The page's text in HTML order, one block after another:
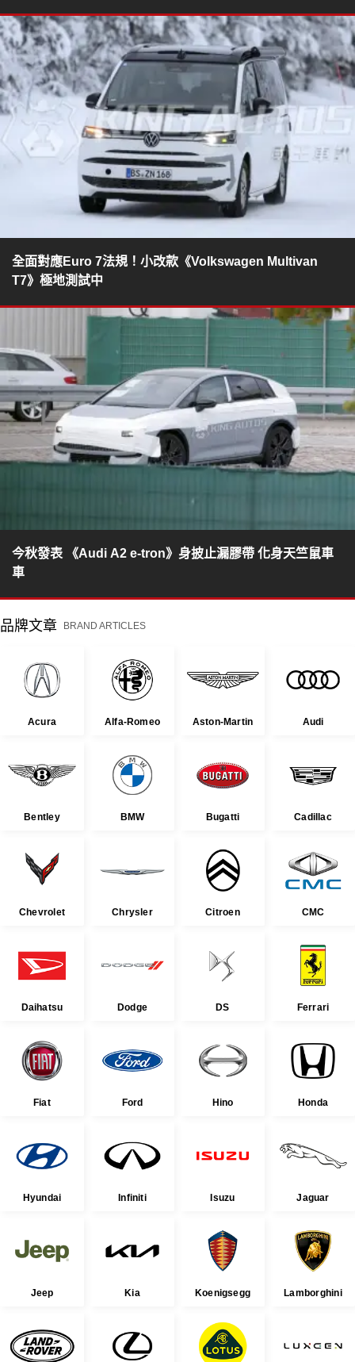
全面對應Euro 7法規！小改款《Volkswagen Multivan
T7》極地測試中
今秋發表 《Audi A2 e-tron》身披止漏膠帶 化身天竺鼠車
車
品牌文章 BRAND ARTICLES
Acura Alfa-Romeo Aston-Martin Audi
Bentley BMW Bugatti Cadillac
Chevrolet Chrysler Citroen CMC
Daihatsu Dodge DS Ferrari
Fiat Ford Hino Honda
Hyundai Infiniti Isuzu Jaguar
Jeep Kia Koenigsegg Lamborghini